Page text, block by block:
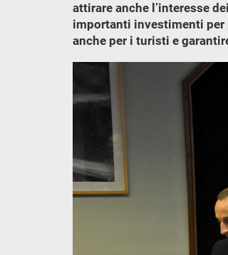
attirare anche l’interesse
importanti investimenti
anche per i turisti e